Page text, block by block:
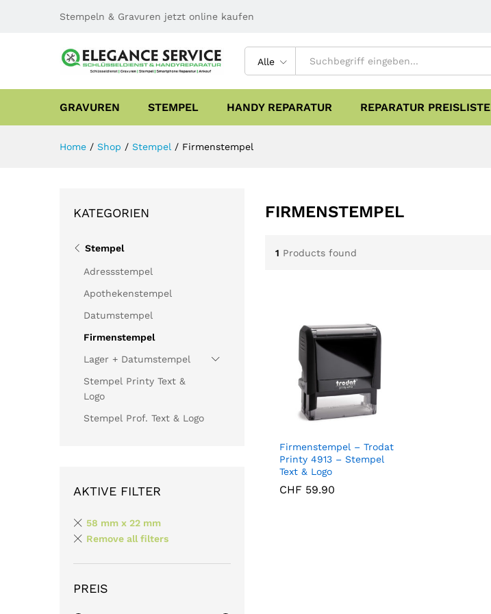
Stempeln & Gravuren jetzt online kaufen
Alle
GRAVUREN STEMPEL HANDY REPARATUR REPARATUR PREISLISTE
Home / Shop / Stempel / Firmenstempel
FIRMENSTEMPEL
1 Products found
Firmenstempel – Trodat
Printy 4913 – Stempel
Text & Logo
CHF 59.90
CHF 59.90
KATEGORIEN
Stempel
Adressstempel
Apothekenstempel
Datumstempel
Firmenstempel
Lager + Datumstempel
Stempel Printy Text &
Logo
Stempel Prof. Text & Logo
AKTIVE FILTER
58 mm x 22 mm
Remove all filters
PREIS